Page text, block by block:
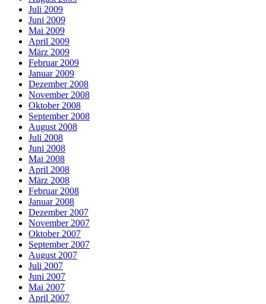
Juli 2009
Juni 2009
Mai 2009
April 2009
März 2009
Februar 2009
Januar 2009
Dezember 2008
November 2008
Oktober 2008
September 2008
August 2008
Juli 2008
Juni 2008
Mai 2008
April 2008
März 2008
Februar 2008
Januar 2008
Dezember 2007
November 2007
Oktober 2007
September 2007
August 2007
Juli 2007
Juni 2007
Mai 2007
April 2007